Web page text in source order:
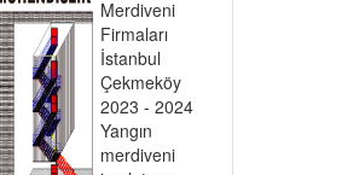
Merdiveni
Firmaları
İstanbul
Çekmeköy
2023 - 2024
Yangın
merdiveni